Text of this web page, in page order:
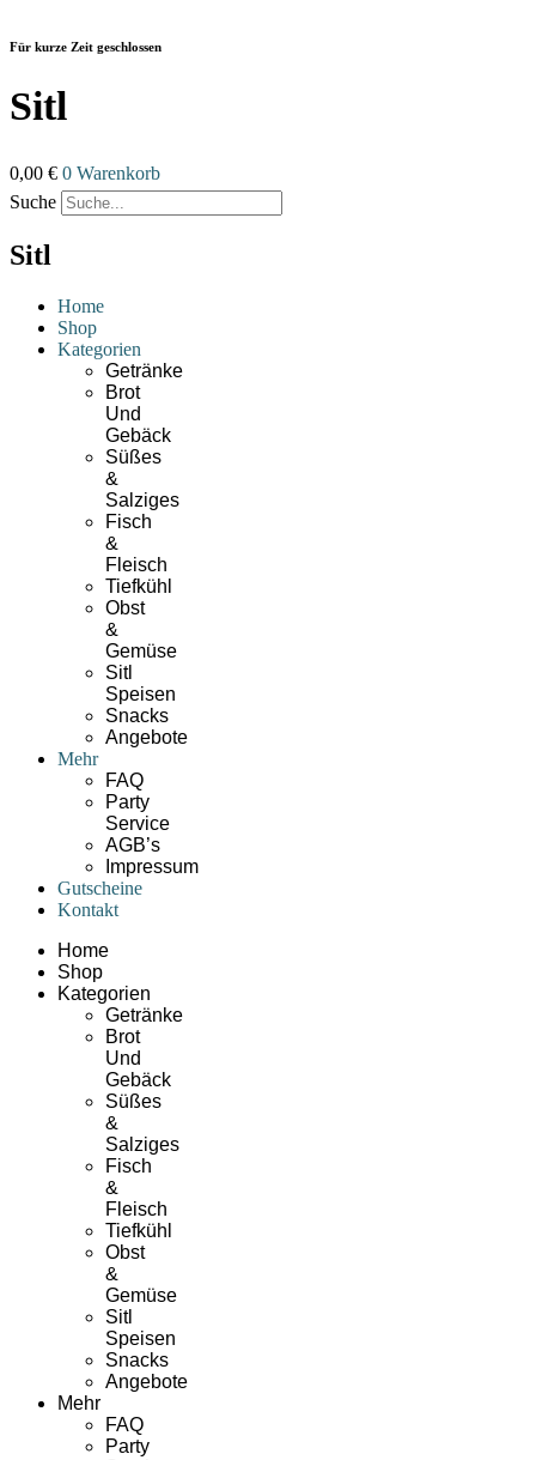
Inhalt
Für kurze Zeit geschlossen
Sitl
0,00 € 0 Warenkorb
Suche
Sitl
Home
Shop
Kategorien
Getränke
Brot
Und
Gebäck
Süßes
&
Salziges
Fisch
&
Fleisch
Tiefkühl
Obst
&
Gemüse
Sitl
Speisen
Snacks
Angebote
Mehr
FAQ
Party
Service
AGB’s
Impressum
Gutscheine
Kontakt
Home
Shop
Kategorien
Getränke
Brot
Und
Gebäck
Süßes
&
Salziges
Fisch
&
Fleisch
Tiefkühl
Obst
&
Gemüse
Sitl
Speisen
Snacks
Angebote
Mehr
FAQ
Party